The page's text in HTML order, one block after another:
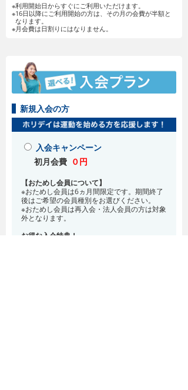
※利用開始日からすぐにご利用いただけます。
※16日以降にご利用開始の方は、その月の会費が半額と
なります。
※月会費は日割りにはなりません。
新規入会の方
入会キャンペーン
初月会費 ０円
【おためし会員について】
※おためし会員は6ヵ月間限定です。期間終了
後はご希望の会員種別をお選びください。
※おためし会員は再入会・法人会員の方は対象
外となります。
お得な入会特典！